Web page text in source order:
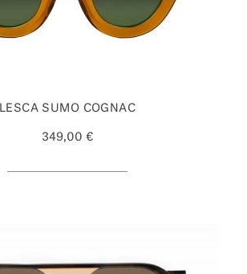
LESCA SUMO COGNAC
349,00 €